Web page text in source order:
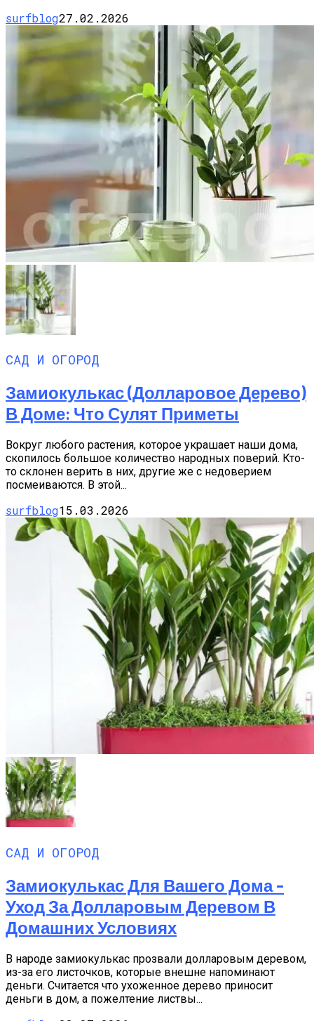
surfblog27.02.2026
САД И ОГОРОД
Замиокулькас (долларовое Дерево)
В Доме: Что Сулят Приметы
Вокруг любого растения, которое украшает наши дома,
скопилось большое количество народных поверий. Кто-
то склонен верить в них, другие же с недоверием
посмеиваются. В этой...
surfblog15.03.2026
САД И ОГОРОД
Замиокулькас Для Вашего Дома –
Уход За Долларовым Деревом В
Домашних Условиях
В народе замиокулькас прозвали долларовым деревом,
из-за его листочков, которые внешне напоминают
деньги. Считается что ухоженное дерево приносит
деньги в дом, а пожелтение листвы...